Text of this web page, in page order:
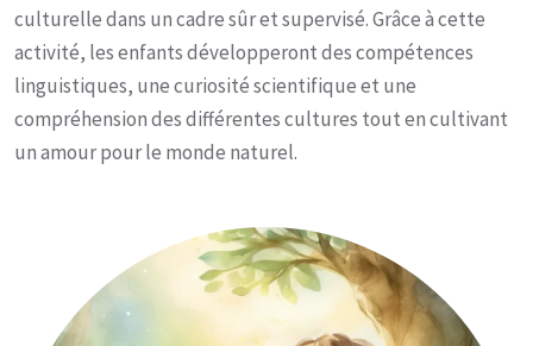
culturelle dans un cadre sûr et supervisé. Grâce à cette
activité, les enfants développeront des compétences
linguistiques, une curiosité scientifique et une
compréhension des différentes cultures tout en cultivant
un amour pour le monde naturel.